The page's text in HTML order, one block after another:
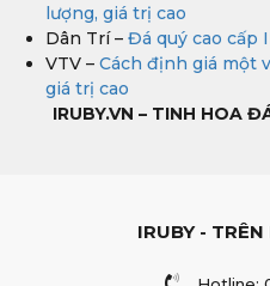
lượng, giá trị cao
Dân Trí – Đá quý cao cấp
VTV – Cách định giá một
giá trị cao
IRUBY.VN – TINH HOA
IRUBY -